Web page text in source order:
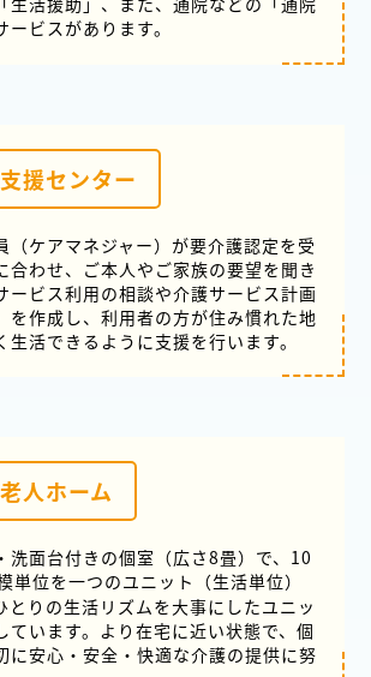
ビスがあります。
援センター
（ケアマネジャー）が要介護認定を受
合わせ、ご本人やご家族の要望を聞き
ービス利用の相談や介護サービス計画
を作成し、利用者の方が住み慣れた地
生活できるように支援を行います。
人ホーム
洗面台付きの個室（広さ8畳）で、10
単位を一つのユニット（生活単位）
とりの生活リズムを大事にしたユニッ
ています。より在宅に近い状態で、個
に安心・安全・快適な介護の提供に努